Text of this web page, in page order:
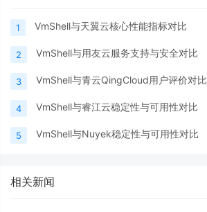
1 VmShell与天翼云核心性能指标对比
2 VmShell与用友云服务支持与安全对比
3 VmShell与青云QingCloud用户评价对比
4 VmShell与睿江云稳定性与可用性对比
5 VmShell与Nuyek稳定性与可用性对比
相关新闻